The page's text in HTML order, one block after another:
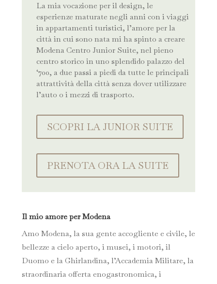
La mia vocazione per il design, le
esperienze maturate negli anni con i viaggi
in appartamenti turistici, l’amore per la
città in cui sono nata mi ha spinto a creare
Modena Centro Junior Suite, nel pieno
centro storico in uno splendido palazzo del
‘700, a due passi a piedi da tutte le principali
attrattività della città senza dover utilizzare
l’auto o i mezzi di trasporto.
SCOPRI LA JUNIOR SUITE
PRENOTA ORA LA SUITE
Il mio amore per Modena
Amo Modena, la sua gente accogliente e civile, le
bellezze a cielo aperto, i musei, i motori, il
Duomo e la Ghirlandina, l’Accademia Militare, la
straordinaria offerta enogastronomica, i